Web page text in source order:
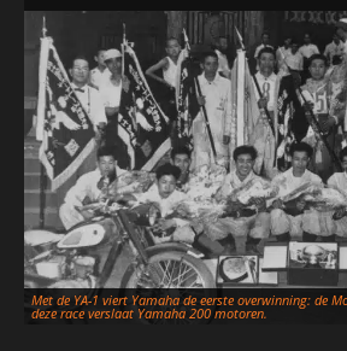
Met de YA-1 viert Yamaha de eerste overwinning: de
deze race verslaat Yamaha 200 motoren.